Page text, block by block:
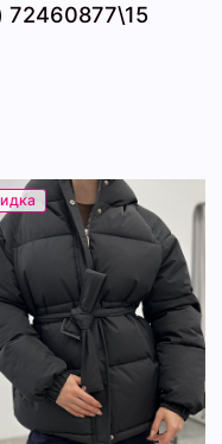
72460877\15